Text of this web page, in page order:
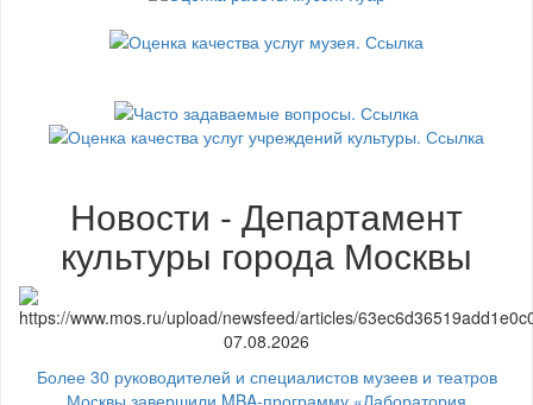
Новости - Департамент
культуры города Москвы
07.08.2026
Более 30 руководителей и специалистов музеев и театров
Москвы завершили MBA-программу «Лаборатория